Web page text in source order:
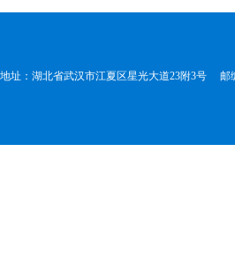
地址：湖北省武汉市江夏区星光大道23附3号 邮